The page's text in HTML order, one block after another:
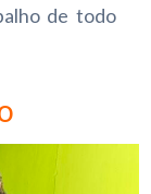
de todo